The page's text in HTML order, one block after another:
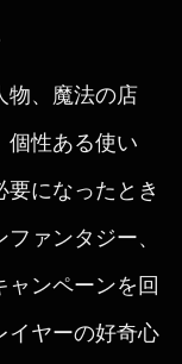
物、魔法の店
個性ある使い
になったとき
ァンタジー、
ンペーンを回
イヤーの好奇心